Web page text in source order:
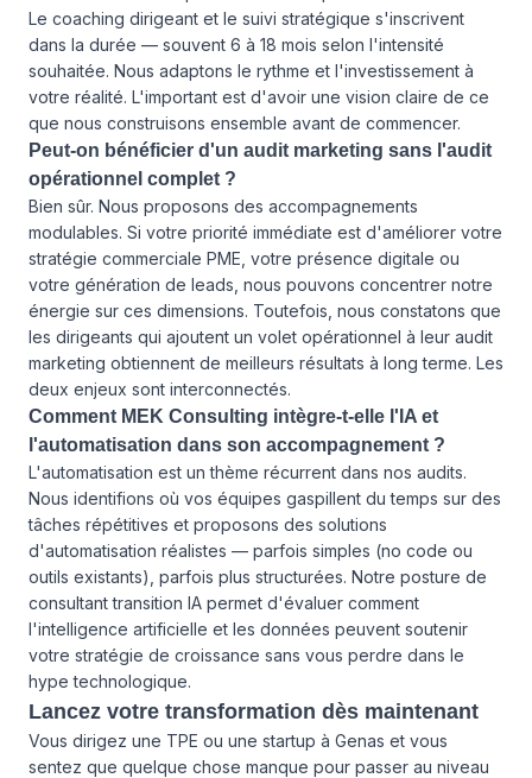
Le coaching dirigeant et le suivi stratégique s'inscrivent
dans la durée — souvent 6 à 18 mois selon l'intensité
souhaitée. Nous adaptons le rythme et l'investissement à
votre réalité. L'important est d'avoir une vision claire de ce
que nous construisons ensemble avant de commencer.
Peut-on bénéficier d'un audit marketing sans l'audit
opérationnel complet ?
Bien sûr. Nous proposons des accompagnements
modulables. Si votre priorité immédiate est d'améliorer votre
stratégie commerciale PME, votre présence digitale ou
votre génération de leads, nous pouvons concentrer notre
énergie sur ces dimensions. Toutefois, nous constatons que
les dirigeants qui ajoutent un volet opérationnel à leur audit
marketing obtiennent de meilleurs résultats à long terme. Les
deux enjeux sont interconnectés.
Comment MEK Consulting intègre-t-elle l'IA et
l'automatisation dans son accompagnement ?
L'automatisation est un thème récurrent dans nos audits.
Nous identifions où vos équipes gaspillent du temps sur des
tâches répétitives et proposons des solutions
d'automatisation réalistes — parfois simples (no code ou
outils existants), parfois plus structurées. Notre posture de
consultant transition IA permet d'évaluer comment
l'intelligence artificielle et les données peuvent soutenir
votre stratégie de croissance sans vous perdre dans le
hype technologique.
Lancez votre transformation dès maintenant
Vous dirigez une TPE ou une startup à Genas et vous
sentez que quelque chose manque pour passer au niveau